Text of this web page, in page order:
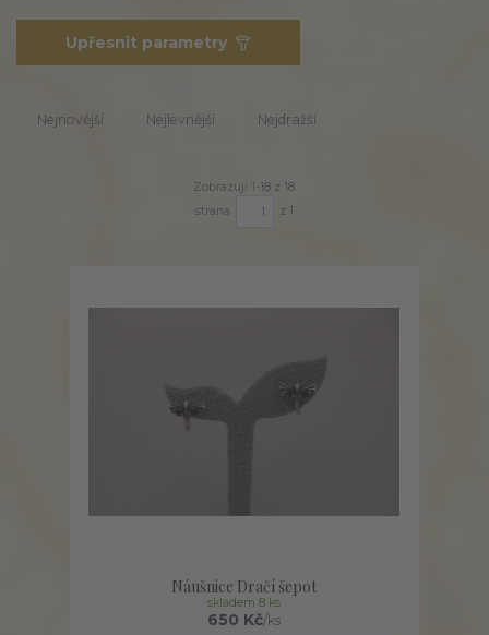
Upřesnit parametry
Nejnovější Nejlevnější Nejdražší
Zobrazuji 1-18 z 18
strana
z 1
Náušnice Dračí šepot
650 Kč/ks
skladem 8 ks